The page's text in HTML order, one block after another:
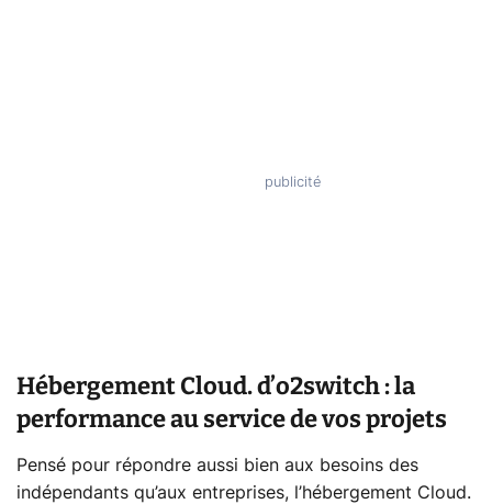
Hébergement Cloud. d’o2switch : la
performance au service de vos projets
Pensé pour répondre aussi bien aux besoins des
indépendants qu’aux entreprises, l’hébergement Cloud.